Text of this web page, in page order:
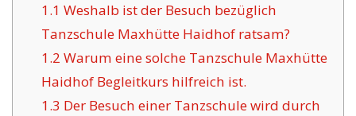
1.1 Weshalb ist der Besuch bezüglich
Tanzschule Maxhütte Haidhof ratsam?
1.2 Warum eine solche Tanzschule Maxhütte
Haidhof Begleitkurs hilfreich ist.
1.3 Der Besuch einer Tanzschule wird durch